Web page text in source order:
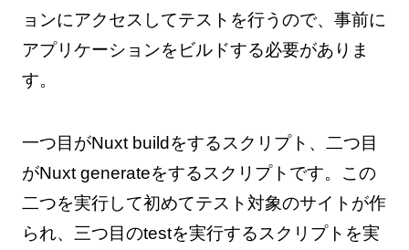
ョンにアクセスしてテストを行うので、事前に
アプリケーションをビルドする必要がありま
す。
一つ目がNuxt buildをするスクリプト、二つ目
がNuxt generateをするスクリプトです。この
二つを実行して初めてテスト対象のサイトが作
られ、三つ目のtestを実行するスクリプトを実